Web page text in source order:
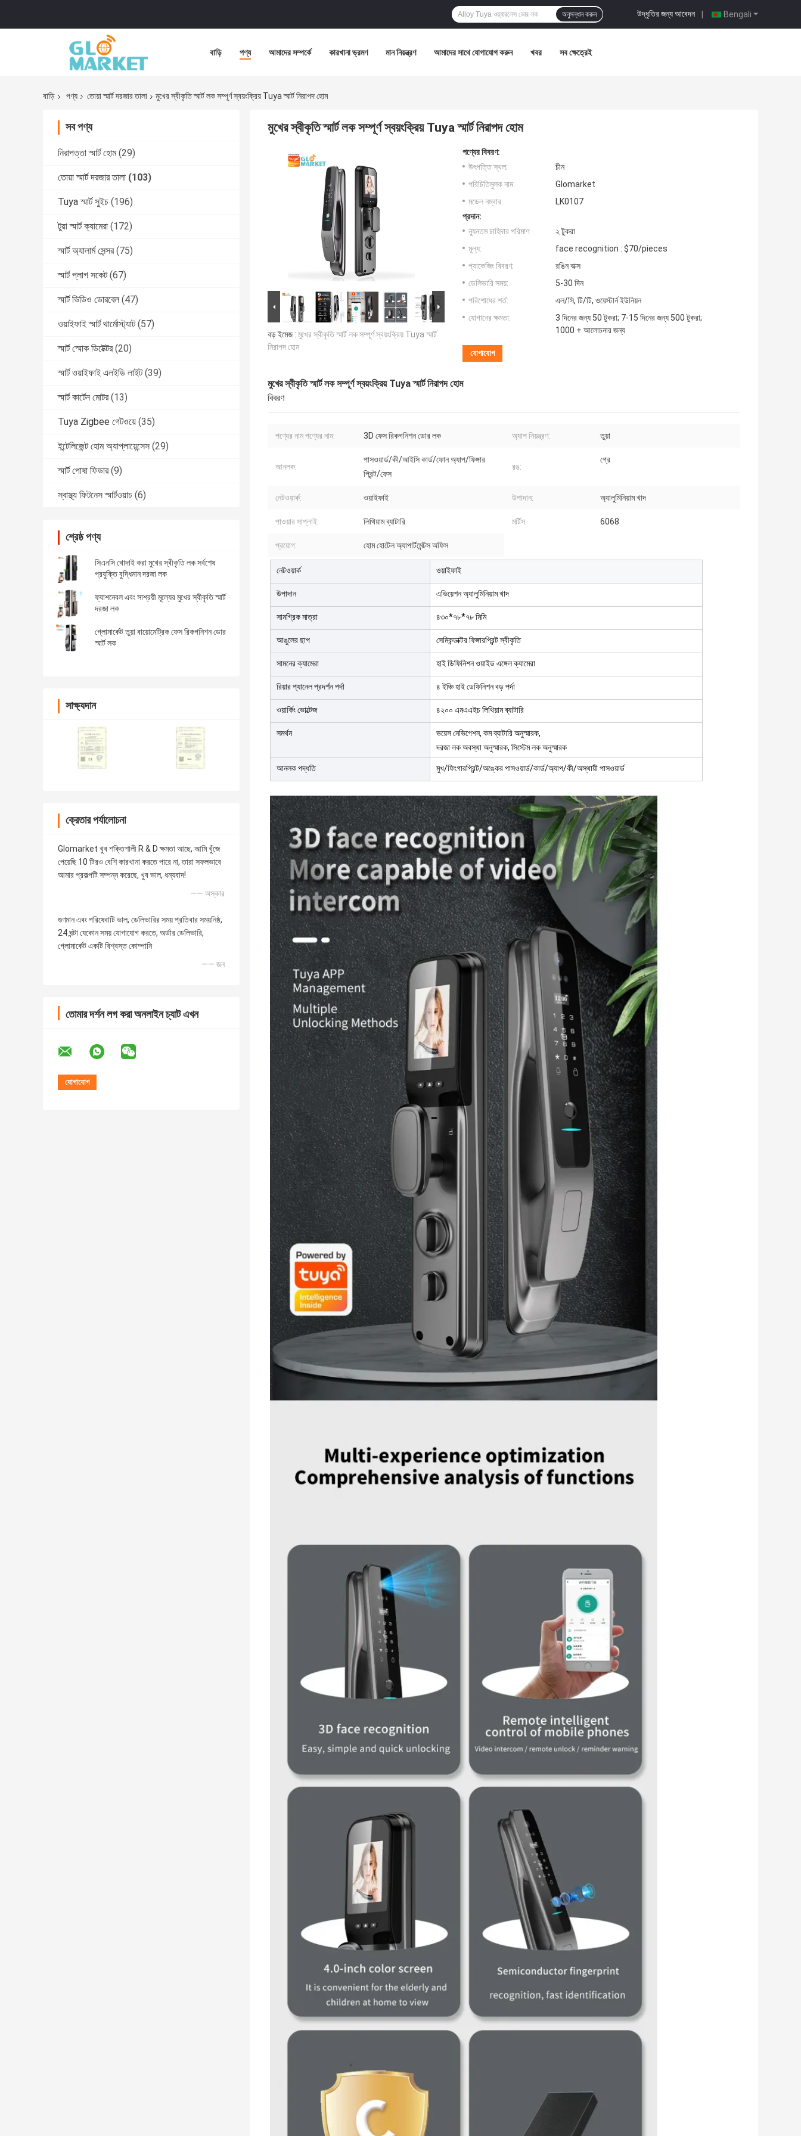
Bengali
উদ্ধৃতির জন্য আবেদন |
অনুসন্ধান করুন
বাড়ি পণ্য আমাদের সম্পর্কে কারখানা ভ্রমণ মান নিয়ন্ত্রণ আমাদের সাথে যোগাযোগ করুন খবর সব ক্ষেত্রেই
বাড়ি পণ্য তোয়া স্মার্ট দরজার তালা মুখের স্বীকৃতি স্মার্ট লক সম্পূর্ণ স্বয়ংক্রিয় Tuya স্মার্ট নিরাপদ হোম
সব পণ্য
নিরাপত্তা স্মার্ট হোম (29)
তোয়া স্মার্ট দরজার তালা (103)
Tuya স্মার্ট সুইচ (196)
টুয়া স্মার্ট ক্যামেরা (172)
স্মার্ট অ্যালার্ম সেন্সর (75)
স্মার্ট প্লাগ সকেট (67)
স্মার্ট ভিডিও ডোরবেল (47)
ওয়াইফাই স্মার্ট থার্মোস্ট্যাট (57)
স্মার্ট স্মোক ডিটেক্টর (20)
স্মার্ট ওয়াইফাই এলইডি লাইট (39)
স্মার্ট কার্টেন মোটর (13)
Tuya Zigbee গেটওয়ে (35)
ইন্টেলিজেন্ট হোম অ্যাপ্লায়েন্সেস (29)
স্মার্ট পোষা ফিডার (9)
স্বাস্থ্য ফিটনেস স্মার্টওয়াচ (6)
শ্রেষ্ঠ পণ্য
সিএনসি খোদাই করা মুখের স্বীকৃতি লক সর্বশেষ
প্রযুক্তি বুদ্ধিমান দরজা লক
ফ্যাশনেবল এবং সাশ্রয়ী মূল্যের মুখের স্বীকৃতি স্মার্ট
দরজা লক
গ্লোমার্কেট তুয়া বায়োমেট্রিক ফেস রিকগনিশন ডোর
স্মার্ট লক
সাক্ষ্যদান
ক্রেতার পর্যালোচনা
Glomarket খুব শক্তিশালী R & D ক্ষমতা আছে, আমি খুঁজে
পেয়েছি 10 টিরও বেশি কারখানা করতে পারে না, তারা সফলভাবে
আমার প্রকল্পটি সম্পন্ন করেছে, খুব ভাল, ধন্যবাদ!
—— অস্কার
গুণমান এবং পরিষেবাটি ভাল, ডেলিভারির সময় প্রতিবার সময়নিষ্ঠ,
24 ঘন্টা যেকোন সময় যোগাযোগ করতে, অর্ডার ডেলিভারি,
গ্লোমার্কেট একটি বিশ্বস্ত কোম্পানি
—— জন
তোমার দর্শন লগ করা অনলাইন চ্যাট এখন
মুখের স্বীকৃতি স্মার্ট লক সম্পূর্ণ স্বয়ংক্রিয় Tuya স্মার্ট নিরাপদ হোম
বড় ইমেজ : মুখের স্বীকৃতি স্মার্ট লক সম্পূর্ণ স্বয়ংক্রিয় Tuya স্মার্ট
নিরাপদ হোম
পণ্যের বিবরণ:
উৎপত্তি স্থল:
চীন
পরিচিতিমুলক নাম:
Glomarket
মডেল নম্বার:
LK0107
প্রদান:
ন্যূনতম চাহিদার পরিমাণ:
২ টুকরা
মূল্য:
face recognition : $70/pieces
প্যাকেজিং বিবরণ:
রঙিন বাক্স
ডেলিভারি সময়:
5-30 দিন
পরিশোধের শর্ত:
এল/সি, টি/টি, ওয়েস্টার্ন ইউনিয়ন
যোগানের ক্ষমতা:
3 দিনের জন্য 50 টুকরা; 7-15 দিনের জন্য 500 টুকরা;
1000 + আলোচনার জন্য
যোগাযোগ
মুখের স্বীকৃতি স্মার্ট লক সম্পূর্ণ স্বয়ংক্রিয় Tuya স্মার্ট নিরাপদ হোম
বিবরণ
পণ্যের নাম পণ্যের নাম: 3D ফেস রিকগনিশন ডোর লক অ্যাপ নিয়ন্ত্রণ: তুয়া
আনলক:
পাসওয়ার্ড/কী/আইসি কার্ড/ফোন অ্যাপ/ফিঙ্গার
প্রিন্ট/ফেস
রঙ:
গ্রে
নেটওয়ার্ক: ওয়াইফাই উপাদান: অ্যালুমিনিয়াম খাদ
পাওয়ার সাপ্লাই: লিথিয়াম ব্যাটারি মর্টিস: 6068
প্রয়োগ: হোম হোটেল অ্যাপার্টমেন্টস অফিস
নেটওয়ার্ক ওয়াইফাই
উপাদান এভিয়েশন অ্যালুমিনিয়াম খাদ
সামগ্রিক মাত্রা ৪৩০*৭৮*৭৮ মিমি
আঙুলের ছাপ সেমিকন্ডাক্টর ফিঙ্গারপ্রিন্ট স্বীকৃতি
সামনের ক্যামেরা হাই ডিফিনিশন ওয়াইড এঙ্গেল ক্যামেরা
রিয়ার প্যানেল প্রদর্শন পর্দা ৪ ইঞ্চি হাই ডেফিনিশন বড় পর্দা
ওয়ার্কিং ভোল্টেজ ৪২০০ এমএএইচ লিথিয়াম ব্যাটারি
সমর্থন
ভয়েস নেভিগেশন, কম ব্যাটারি অনুস্মারক,
দরজা লক অবস্থা অনুস্মারক, সিস্টেম লক অনুস্মারক
আনলক পদ্ধতি মুখ/ফিংগারপ্রিন্ট/অঙ্কের পাসওয়ার্ড/কার্ড/অ্যাপ/কী/অস্থায়ী পাসওয়ার্ড